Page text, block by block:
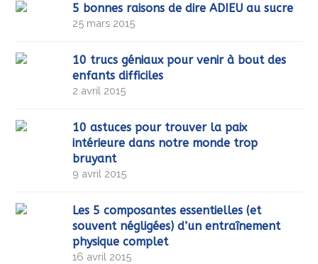
5 bonnes raisons de dire ADIEU au sucre
25 mars 2015
10 trucs géniaux pour venir à bout des
enfants difficiles
2 avril 2015
10 astuces pour trouver la paix
intérieure dans notre monde trop
bruyant
9 avril 2015
Les 5 composantes essentielles (et
souvent négligées) d’un entraînement
physique complet
16 avril 2015